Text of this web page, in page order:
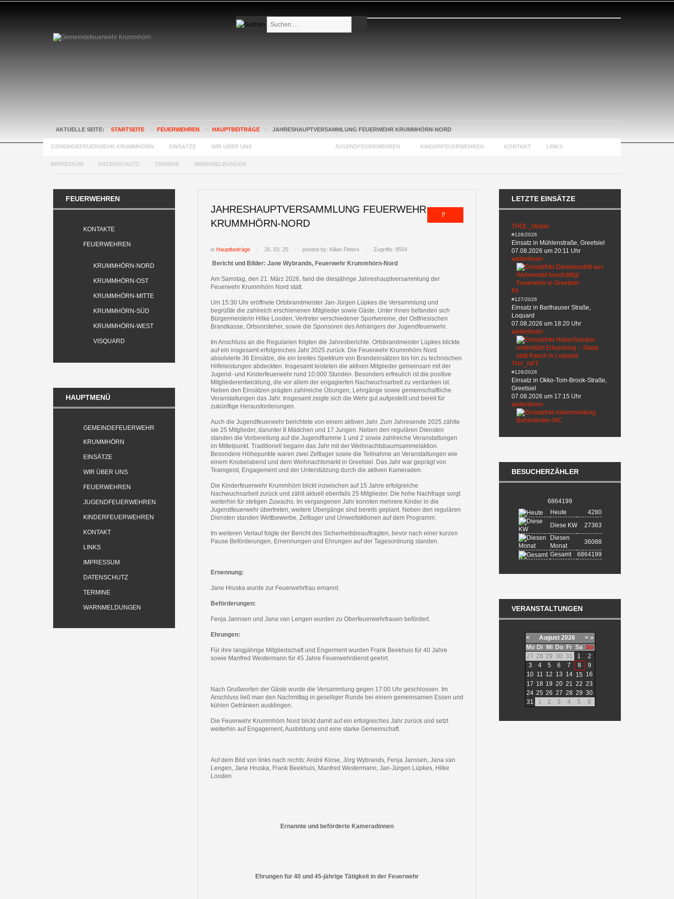
Suchen
...
AKTUELLE SEITE: STARTSEITE FEUERWEHREN HAUPTBEITRÄGE JAHRESHAUPTVERSAMMLUNG FEUERWEHR KRUMMHÖRN-NORD
GEMEINDEFEUERWEHR KRUMMHÖRN EINSÄTZE WIR ÜBER UNS JUGENDFEUERWEHREN KINDERFEUERWEHREN KONTAKT LINKS
IMPRESSUM DATENSCHUTZ TERMINE WARNMELDUNGEN
FEUERWEHREN
KONTAKTE
FEUERWEHREN
KRUMMHÖRN-NORD
KRUMMHÖRN-OST
KRUMMHÖRN-MITTE
KRUMMHÖRN-SÜD
KRUMMHÖRN-WEST
VISQUARD
HAUPTMENÜ
GEMEINDEFEUERWEHR
KRUMMHÖRN
EINSÄTZE
WIR ÜBER UNS
FEUERWEHREN
JUGENDFEUERWEHREN
KINDERFEUERWEHREN
KONTAKT
LINKS
IMPRESSUM
DATENSCHUTZ
TERMINE
WARNMELDUNGEN
JAHRESHAUPTVERSAMMLUNG FEUERWEHR
KRUMMHÖRN-NORD
in Hauptbeiträge 26. 03. 25 posted by: Kilian Peters Zugriffe: 9554
Bericht und Bilder: Jane Wybrands, Feuerwehr Krummhörn-Nord
Am Samstag, den 21. März 2026, fand die diesjährige Jahreshauptversammlung der
Feuerwehr Krummhörn Nord statt.
Um 15:30 Uhr eröffnete Ortsbrandmeister Jan-Jürgen Lüpkes die Versammlung und
begrüßte die zahlreich erschienenen Mitglieder sowie Gäste. Unter ihnen befanden sich
Bürgermeisterin Hilke Looden, Vertreter verschiedener Sportvereine, der Ostfriesischen
Brandkasse, Ortsvorsteher, sowie die Sponsoren des Anhängers der Jugendfeuerwehr.
Im Anschluss an die Regularien folgten die Jahresberichte. Ortsbrandmeister Lüpkes blickte
auf ein insgesamt erfolgreiches Jahr 2025 zurück. Die Feuerwehr Krummhörn Nord
absolvierte 36 Einsätze, die ein breites Spektrum von Brandeinsätzen bis hin zu technischen
Hilfeleistungen abdeckten. Insgesamt leisteten die aktiven Mitglieder gemeinsam mit der
Jugend- und Kinderfeuerwehr rund 10.000 Stunden. Besonders erfreulich ist die positive
Mitgliederentwicklung, die vor allem der engagierten Nachwuchsarbeit zu verdanken ist.
Neben den Einsätzen prägten zahlreiche Übungen, Lehrgänge sowie gemeinschaftliche
Veranstaltungen das Jahr. Insgesamt zeigte sich die Wehr gut aufgestellt und bereit für
zukünftige Herausforderungen.
Auch die Jugendfeuerwehr berichtete von einem aktiven Jahr. Zum Jahresende 2025 zählte
sie 25 Mitglieder, darunter 8 Mädchen und 17 Jungen. Neben den regulären Diensten
standen die Vorbereitung auf die Jugendflamme 1 und 2 sowie zahlreiche Veranstaltungen
im Mittelpunkt. Traditionell begann das Jahr mit der Weihnachtsbaumsammelaktion.
Besondere Höhepunkte waren zwei Zeltlager sowie die Teilnahme an Veranstaltungen wie
einem Knobelabend und dem Weihnachtsmarkt in Greetsiel. Das Jahr war geprägt von
Teamgeist, Engagement und der Unterstützung durch die aktiven Kameraden.
Die Kinderfeuerwehr Krummhörn blickt inzwischen auf 15 Jahre erfolgreiche
Nachwuchsarbeit zurück und zählt aktuell ebenfalls 25 Mitglieder. Die hohe Nachfrage sorgt
weiterhin für stetigen Zuwachs. Im vergangenen Jahr konnten mehrere Kinder in die
Jugendfeuerwehr übertreten, weitere Übergänge sind bereits geplant. Neben den regulären
Diensten standen Wettbewerbe, Zeltlager und Umweltaktionen auf dem Programm.
Im weiteren Verlauf folgte der Bericht des Sicherheitsbeauftragten, bevor nach einer kurzen
Pause Beförderungen, Ernennungen und Ehrungen auf der Tagesordnung standen.
Ernennung:
Jane Hruska wurde zur Feuerwehrfrau ernannt.
Beförderungen:
Fenja Jannsen und Jana van Lengen wurden zu Oberfeuerwehrfrauen befördert.
Ehrungen:
Für ihre langjährige Mitgliedschaft und Engerment wurden Frank Beekhuis für 40 Jahre
sowie Manfred Westermann für 45 Jahre Feuerwehrdienst geehrt.
Nach Grußworten der Gäste wurde die Versammlung gegen 17:00 Uhr geschlossen. Im
Anschluss ließ man den Nachmittag in geselliger Runde bei einem gemeinsamen Essen und
kühlen Getränken ausklingen.
Die Feuerwehr Krummhörn Nord blickt damit auf ein erfolgreiches Jahr zurück und setzt
weiterhin auf Engagement, Ausbildung und eine starke Gemeinschaft.
Auf dem Bild von links nach rechts: André Klose, Jörg Wybrands, Fenja Janssen, Jana van
Lengen, Jane Hruska, Frank Beekhuis, Manfred Westermann, Jan-Jürgen Lüpkes, Hilke
Looden
Ernannte und beförderte Kameradinnen
Ehrungen für 40 und 45-jährige Tätigkeit in der Feuerwehr
LETZTE EINSÄTZE
THÖL_Straße
#128/2026
Einsatz in Mühlenstraße, Greetsiel
07.08.2026 um 20:11 Uhr
weiterlesen
F0
#127/2026
Einsatz in Barthauser Straße,
Loquard
07.08.2026 um 18:20 Uhr
weiterlesen
THY_NFT
#126/2026
Einsatz in Okko-Tom-Brook-Straße,
Greetsiel
07.08.2026 um 17:15 Uhr
weiterlesen
BESUCHERZÄHLER
6864199
Heute
4280
Diese KW
27363
Diesen
Monat
36088
Gesamt
6864199
VERANSTALTUNGEN
< August 2026 > »
Mo Di Mi Do Fr Sa So
27 28 29 30 31 1
2
3
4 5 6 7 8
9
10 11 12 13 14 15 16
17 18 19 20 21 22 23
24 25 26 27 28 29 30
31
1 2 3 4 5 6